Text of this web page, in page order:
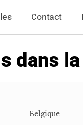
Contact
dans
Belgique